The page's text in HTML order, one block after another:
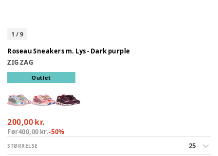
1 /9
Roseau Sneakers m. Lys - Dark purple
ZIG ZAG
Outlet
200,00 kr.
Før400,00 kr.-50%
STØRRELSE 25